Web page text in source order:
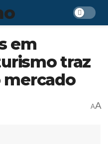
em
traz
mercado
AA